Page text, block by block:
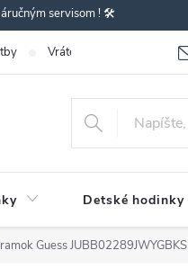
servisom ! 🛠️
Vrátenie-výmena tovaru
Detské hodinky
Guess JUBB02289JWYGBKS